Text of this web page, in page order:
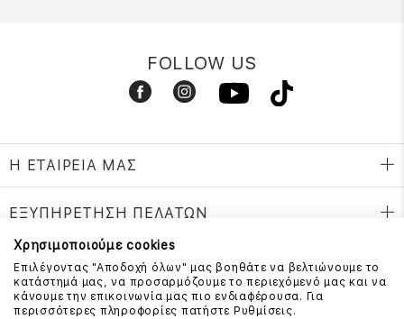
FOLLOW US
Η ΕΤΑΙΡΕΙΑ ΜΑΣ
ΕΞΥΠΗΡΕΤΗΣΗ ΠΕΛΑΤΩΝ
ΕΠΙΚΟΙΝΩΝΗΣΤΕ ΜΑΖΙ ΜΑΣ
210 999 4510
Χρησιμοποιούμε cookies
Επιλέγοντας "Αποδοχή όλων" μας βοηθάτε να βελτιώνουμε το
κατάστημά μας, να προσαρμόζουμε το περιεχόμενό μας και να
κάνουμε την επικοινωνία μας πιο ενδιαφέρουσα. Για
περισσότερες πληροφορίες πατήστε Ρυθμίσεις.